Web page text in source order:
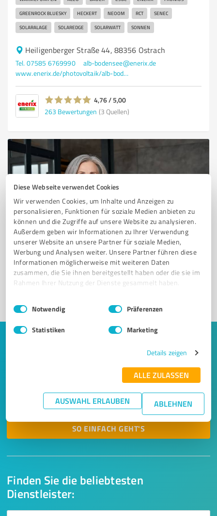
Diese Webseite verwendet Cookies
Wir verwenden Cookies, um Inhalte und Anzeigen zu
personalisieren, Funktionen für soziale Medien anbieten zu
können und die Zugriffe auf unsere Website zu analysieren.
Außerdem geben wir Informationen zu Ihrer Verwendung
unserer Website an unsere Partner für soziale Medien,
Werbung und Analysen weiter. Unsere Partner führen diese
Informationen möglicherweise mit weiteren Daten
zusammen, die Sie ihnen bereitgestellt haben oder die sie im
Rahmen Ihrer Nutzung der Dienste gesammelt haben.
Impressum Datenschutzbestimmungen
Einwilligungsauswahl
Notwendig Präferenzen
Statistiken Marketing
Details zeigen
ALLE ZULASSEN
AUSWAHL ERLAUBEN ABLEHNEN
GREENROCK BLUESKY HECKERT NEOOM RCT SENEC
SOLARALAGE SOLAREDGE SOLARWATT SONNEN
Heiligenberger Straße 44, 88356 Ostrach
Tel. 07585 6769990
alb-bodensee@enerix.de
www.enerix.de/photovoltaik/alb-bodensee
4,76 / 5,00
263 Bewertungen (3 Quellen)
Sie möchten auch hier gelistet werden?
Registrieren Sie sich jetzt und werden Sie ein von
Kunden empfohlener ProvenExpert!
Finden Sie die beliebtesten
Dienstleister:
Keine Zeit für lange Recherchen und E-
Mails? Jetzt Angebote empfangen!
Lassen Sie sich einfach von passenden Experten in Ihrer
Nähe kontaktieren! Wir leiten Ihr Anliegen aus einem
kurzen Formular an bis zu 20 passende Dienstleister weiter.
SO EINFACH GEHT'S